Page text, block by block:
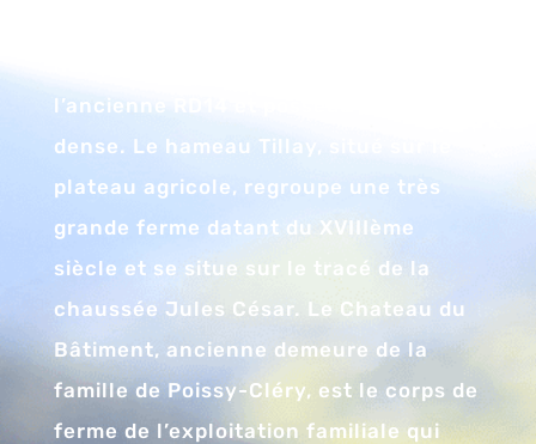
l’ancienne RD14 et possède un bâti
dense. Le hameau Tillay, situé sur le
plateau agricole, regroupe une très
grande ferme datant du XVIIIème
siècle et se situe sur le tracé de la
chaussée Jules César. Le Chateau du
Bâtiment, ancienne demeure de la
famille de Poissy-Cléry, est le corps de
ferme de l’exploitation familiale qui